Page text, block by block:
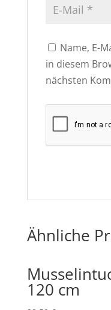
Name, E-
in diesem
nächsten
Ähnliche
120 cm